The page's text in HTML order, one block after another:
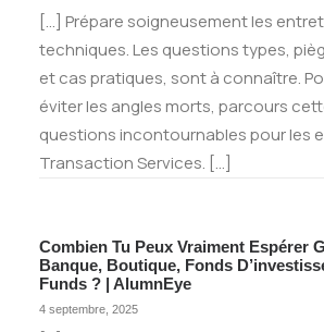
[…] Prépare soigneusement les
techniques. Les questions types,
et cas pratiques, sont à connaître.
éviter les angles morts, parcours
questions incontournables pour les
Transaction Services. […]
Combien Tu Peux Vraiment Espérer
Banque, Boutique, Fonds
Funds ? | AlumnEye
4 septembre, 2025